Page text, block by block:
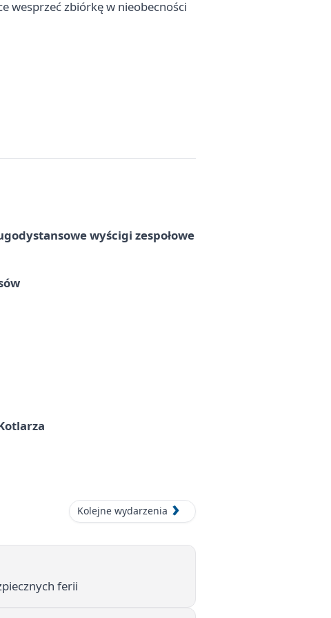
wesprzeć zbiórkę w nieobecności
wyścigi zespołowe
Kolejne wydarzenia
ferii